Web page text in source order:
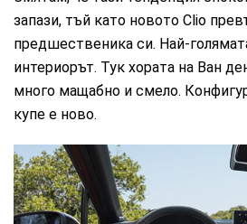
запази, тъй като новото Clio
предшественика си. Най-
интериорът. Тук хората на Ван
много мащабно и смело.
купе е ново.